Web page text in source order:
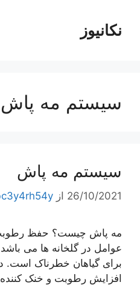
محتوانکانیوز
سیستم مه پاش
سیستم مه پاش
26/10/2021 از
مه پاش چیست؟ حفظ رطوبت
برای گیاهان خطرناک است.
افزایش رطوبت و خنک